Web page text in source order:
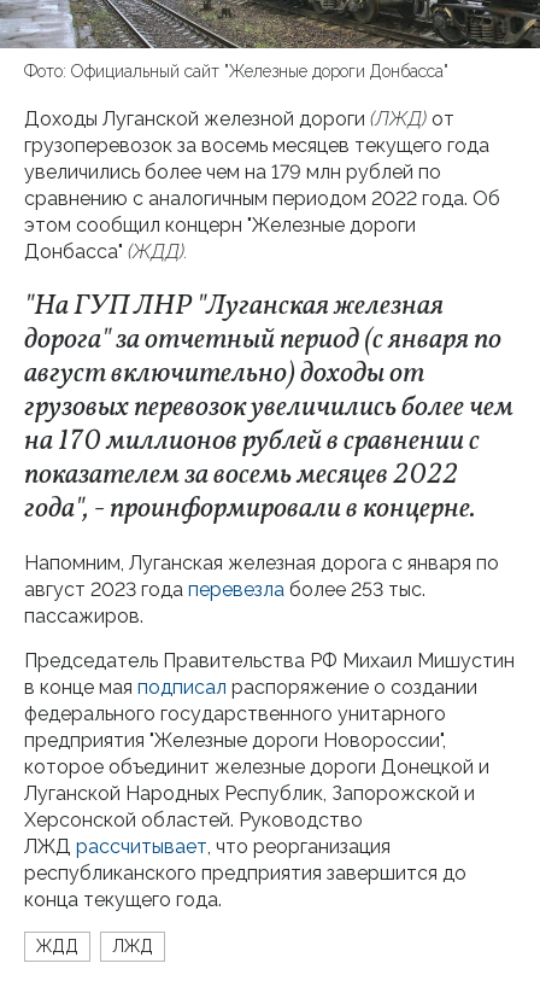
Фото: Официальный сайт "Железные дороги Донбасса"
Доходы Луганской железной дороги (ЛЖД) от
грузоперевозок за восемь месяцев текущего года
увеличились более чем на 179 млн рублей по
сравнению с аналогичным периодом 2022 года. Об
этом сообщил концерн "Железные дороги
Донбасса" (ЖДД).
"На ГУП ЛНР "Луганская железная
дорога" за отчетный период(с января по
август включительно)доходы от
грузовых перевозок увеличились более чем
на 170 миллионов рублей в сравнении с
показателем за восемь месяцев 2022
года", - проинформировали в концерне.
Напомним, Луганская железная дорога с января по
август 2023 года перевезла более 253 тыс.
пассажиров.
Председатель Правительства РФ Михаил Мишустин
в конце мая подписал распоряжение о создании
федерального государственного унитарного
предприятия "Железные дороги Новороссии",
которое объединит железные дороги Донецкой и
Луганской Народных Республик, Запорожской и
Херсонской областей. Руководство
ЛЖД рассчитывает, что реорганизация
республиканского предприятия завершится до
конца текущего года.
ЖДД ЛЖД